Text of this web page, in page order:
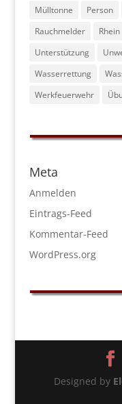
Mülltonne
Person
Rauchmelder
Rhein
Unterstützung
Wasserrettung
Werkfeuerwehr
Meta
Anmelden
Eintrags-Feed
Kommentar-Feed
WordPress.org
Designed by